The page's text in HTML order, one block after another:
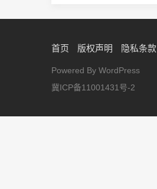
首页 版权声明 隐私条款
Powered By WordPress
冀ICP备11001431号-2